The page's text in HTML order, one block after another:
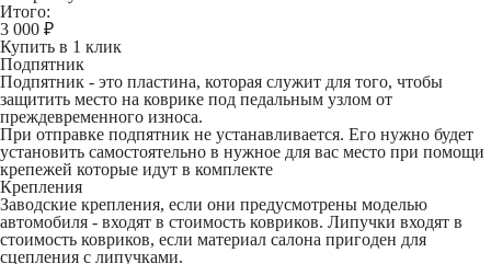
Итого:
3 000 ₽
Купить в 1 клик
Подпятник
Подпятник - это пластина, которая служит для того, чтобы
защитить место на коврике под педальным узлом от
преждевременного износа.
При отправке подпятник не устанавливается. Его нужно будет
установить самостоятельно в нужное для вас место при помощи
крепежей которые идут в комплекте
Крепления
Заводские крепления, если они предусмотрены моделью
автомобиля - входят в стоимость ковриков. Липучки входят в
стоимость ковриков, если материал салона пригоден для
сцепления с липучками.